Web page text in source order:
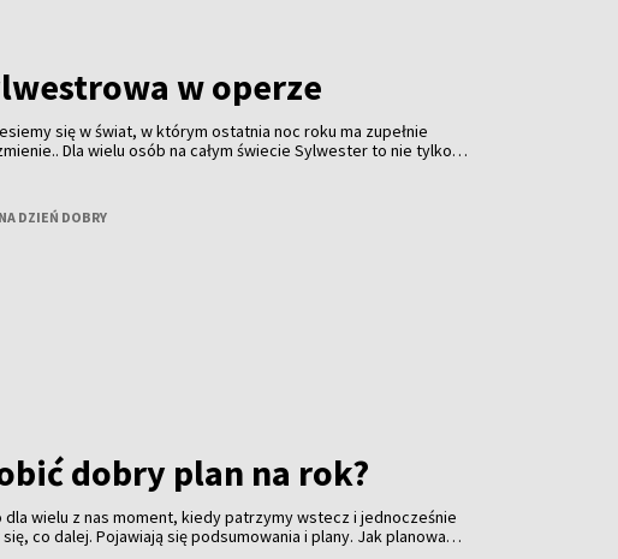
w operze
się w świat, w którym ostatnia noc roku ma zupełnie
Dla wielu osób na całym świecie Sylwester to nie tylko
i osoba, która operę zna nie tylko z widowni, ale przede
DZIEŃ DOBRY
dobry plan na rok?
dla wielu z nas moment, kiedy patrzymy wstecz i jednocześnie
co dalej. Pojawiają się podsumowania i plany. Jak planować